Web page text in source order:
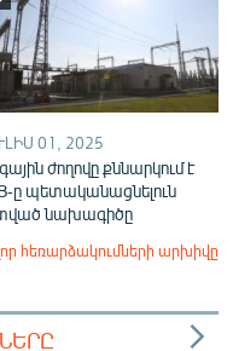
01, 2025
ժողովը քննարկում է
ը պետականացնելուն
նախագիծը
հեռարձակումների արխիվը